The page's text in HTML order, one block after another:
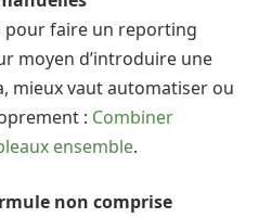
pour faire un reporting
moyen d’introduire une
mieux vaut automatiser ou
: Combiner
ensemble.
non comprise